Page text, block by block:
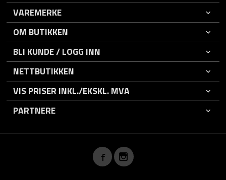
VAREMERKE
OM BUTIKKEN
BLI KUNDE / LOGG INN
NETTBUTIKKEN
VIS PRISER INKL./EKSKL. MVA
PARTNERE